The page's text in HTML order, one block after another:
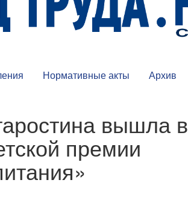
Нормативные акты Архив
вышла в
премии